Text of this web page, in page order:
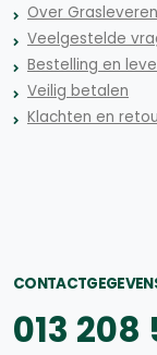
Over
Veelgestelde
Bestelling en
Veilig betalen
Klachten en
013 208